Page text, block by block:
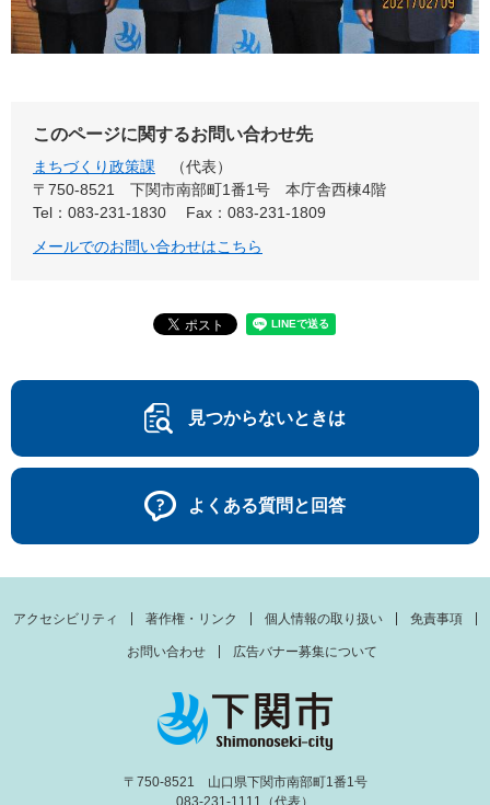
このページに関するお問い合わせ先
まちづくり政策課
代表
〒750-8521
下関市南部町1番1号 本庁舎西棟4階
Tel：083-231-1830
Fax：083-231-1809
メールでのお問い合わせはこちら
見つからないときは
よくある質問と回答
アクセシビリティ 著作権・リンク 個人情報の取り扱い 免責事項
お問い合わせ 広告バナー募集について
〒750-8521 山口県下関市南部町1番1号
083-231-1111（代表）